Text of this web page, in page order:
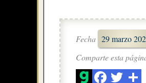
Fecha 29 marzo
Comparte esta